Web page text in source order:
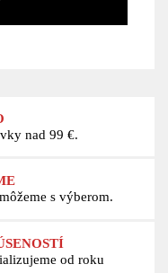
nad 99 €.
s výberom.
od roku